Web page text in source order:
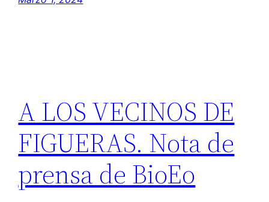
A LOS VECINOS DE
FIGUERAS. Nota de
prensa de BioEo